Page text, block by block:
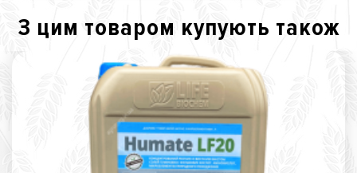
З цим товаром купують також